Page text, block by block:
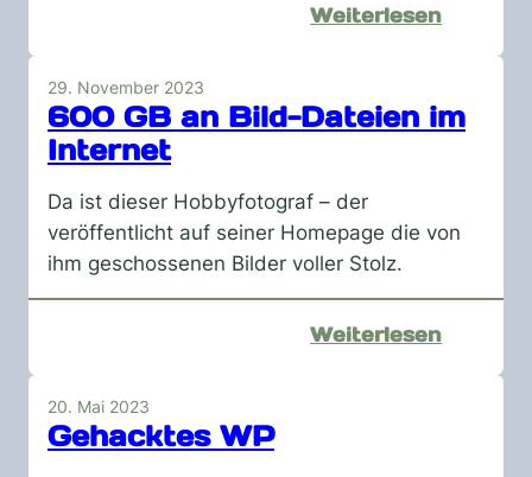
Weiterlesen:
Schuld
29. November 2023
600 GB an Bild-Dateien im
Internet
Da ist dieser Hobbyfotograf – der
veröffentlicht auf seiner Homepage die von
ihm geschossenen Bilder voller Stolz.
Weiterlesen:
20. Mai 2023
Gehacktes WP